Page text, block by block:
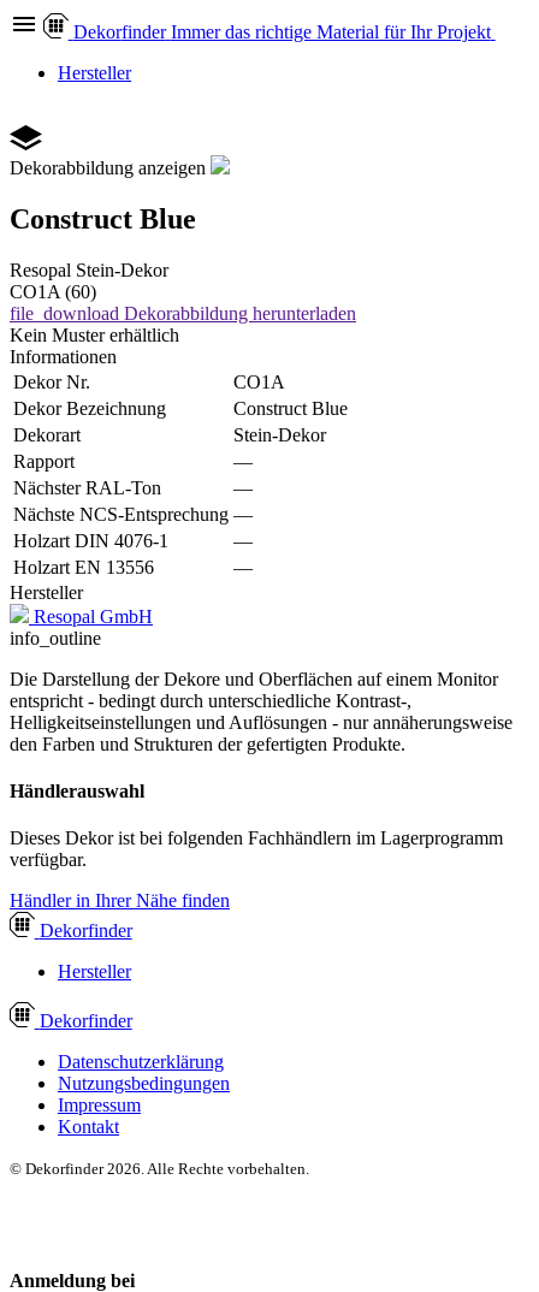
Dekorfinder Immer das richtige Material für Ihr Projekt
Hersteller
Dekorabbildung anzeigen
Construct Blue
Resopal Stein-Dekor
CO1A (60)
file_download Dekorabbildung herunterladen
Kein Muster erhältlich
Informationen
Dekor Nr.
CO1A
Dekor Bezeichnung
Construct Blue
Dekorart
Stein-Dekor
Rapport
—
Nächster RAL-Ton
—
Nächste NCS-Entsprechung —
Holzart DIN 4076-1
—
Holzart EN 13556
—
Hersteller
Resopal GmbH
info_outline
Die Darstellung der Dekore und Oberflächen auf einem Monitor
entspricht - bedingt durch unterschiedliche Kontrast-,
Helligkeitseinstellungen und Auflösungen - nur annäherungsweise
den Farben und Strukturen der gefertigten Produkte.
Händlerauswahl
Dieses Dekor ist bei folgenden Fachhändlern im Lagerprogramm
verfügbar.
Händler in Ihrer Nähe finden
Dekorfinder
Hersteller
Dekorfinder
Datenschutzerklärung
Nutzungsbedingungen
Impressum
Kontakt
© Dekorfinder 2026. Alle Rechte vorbehalten.
Anmeldung bei